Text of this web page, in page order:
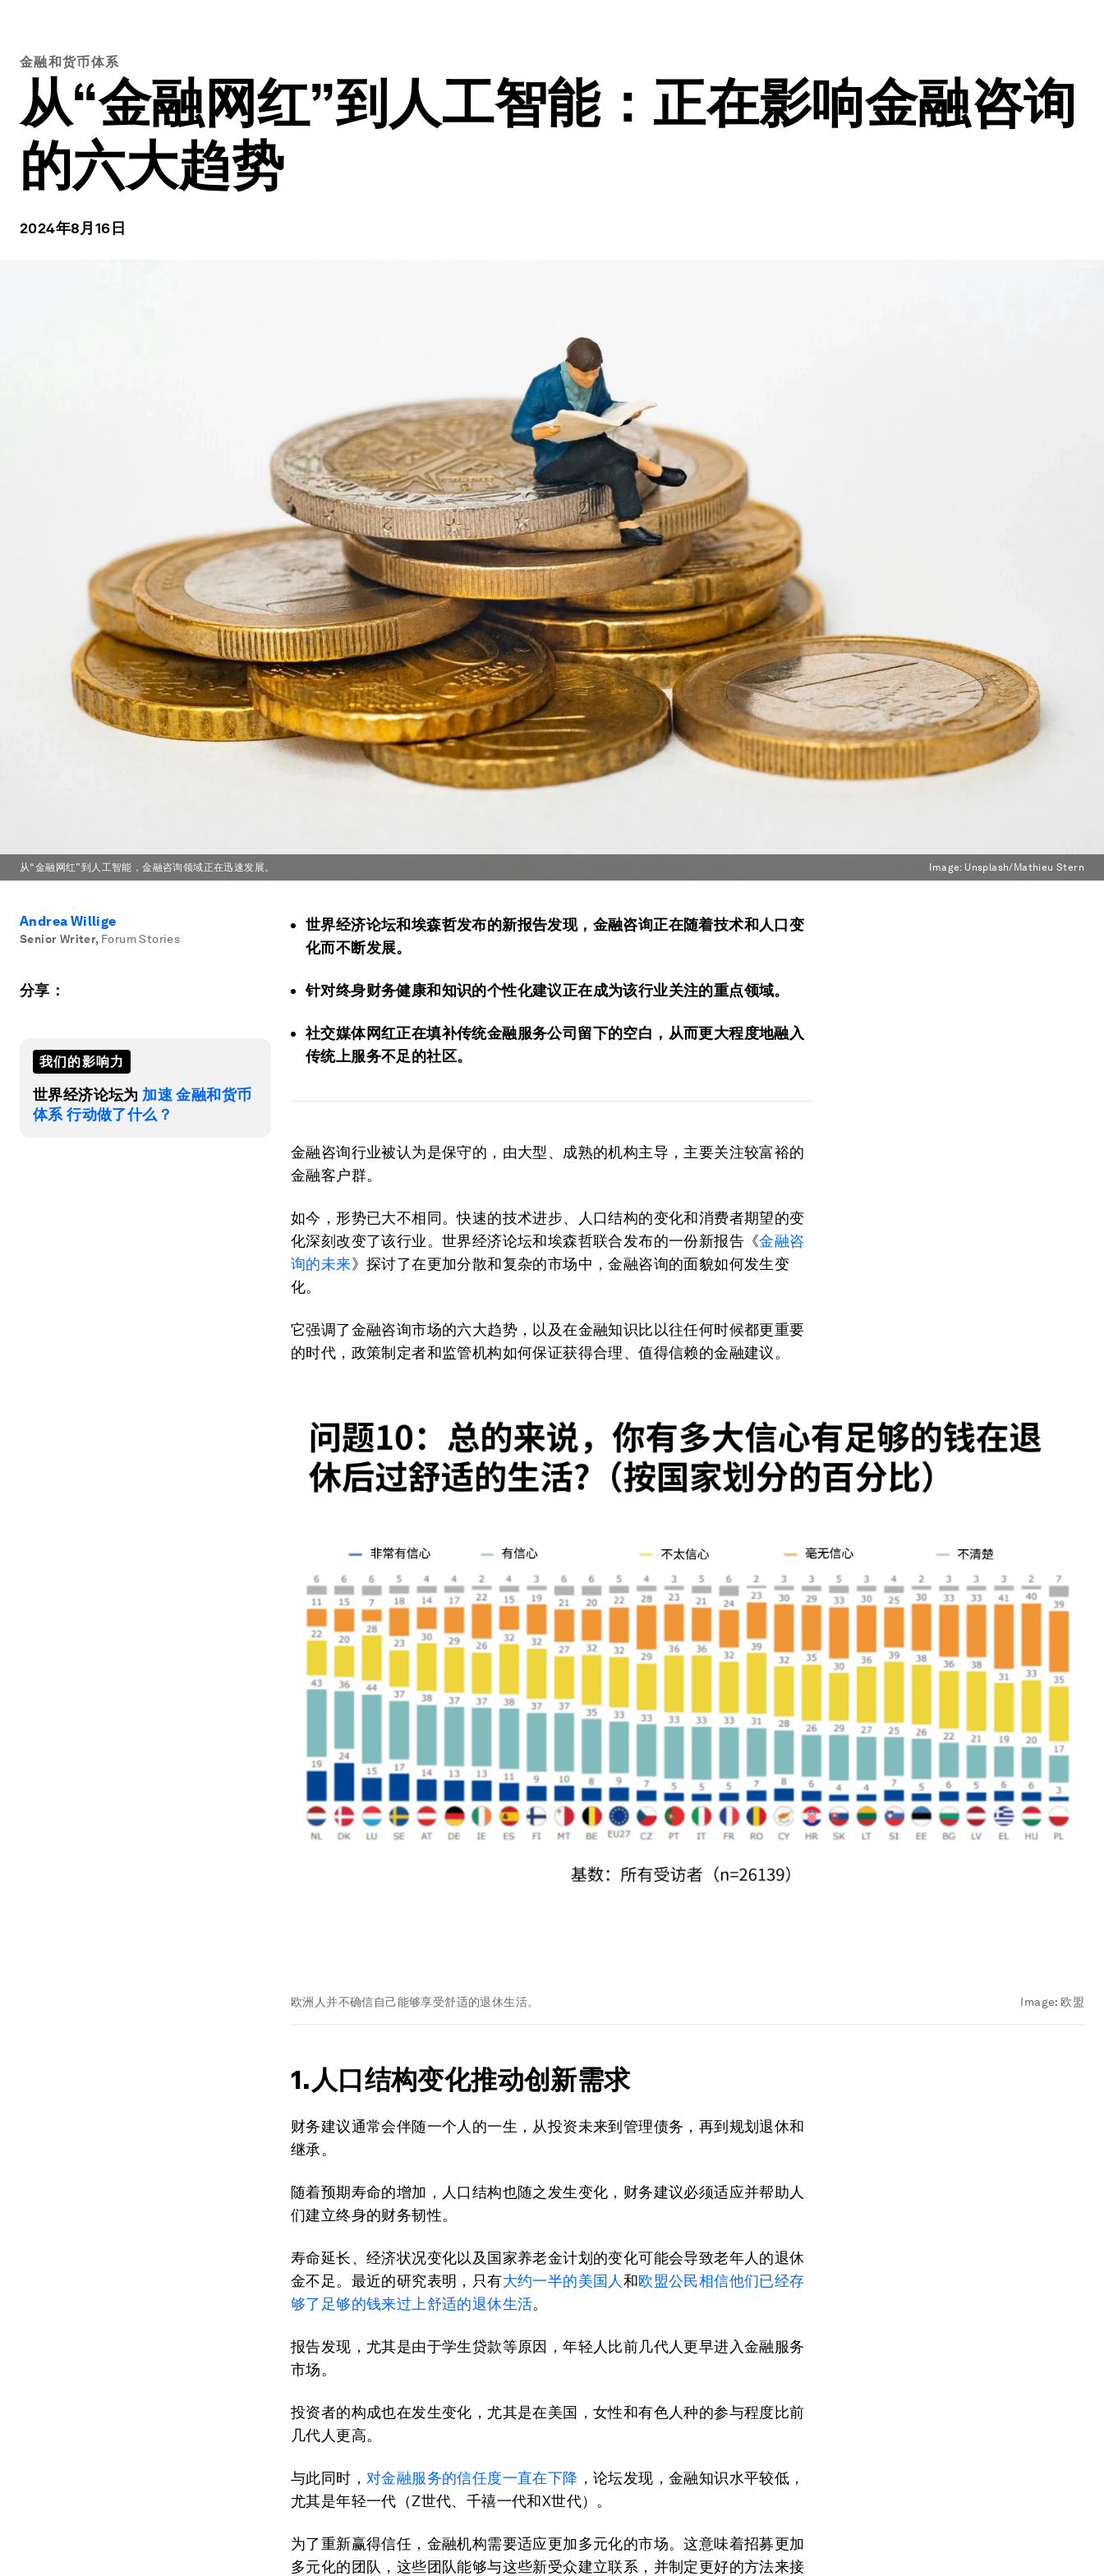
金融和货币体系
从“金融网红”到人工智能：正在影响金融咨询
的六大趋势
2024年8月16日
从“金融网红”到人工智能，金融咨询领域正在迅速发展。 Image: Unsplash/Mathieu Stern
Andrea Willige
Senior Writer, Forum Stories
分享：
我们的影响力
世界经济论坛为 加速 金融和货币
体系 行动做了什么？
世界经济论坛和埃森哲发布的新报告发现，金融咨询正在随着技术和人口变
化而不断发展。
针对终身财务健康和知识的个性化建议正在成为该行业关注的重点领域。
社交媒体网红正在填补传统金融服务公司留下的空白，从而更大程度地融入
传统上服务不足的社区。
金融咨询行业被认为是保守的，由大型、成熟的机构主导，主要关注较富裕的
金融客户群。
如今，形势已大不相同。快速的技术进步、人口结构的变化和消费者期望的变
化深刻改变了该行业。世界经济论坛和埃森哲联合发布的一份新报告《金融咨
询的未来》探讨了在更加分散和复杂的市场中，金融咨询的面貌如何发生变
化。
它强调了金融咨询市场的六大趋势，以及在金融知识比以往任何时候都更重要
的时代，政策制定者和监管机构如何保证获得合理、值得信赖的金融建议。
欧洲人并不确信自己能够享受舒适的退休生活。 Image: 欧盟
1.人口结构变化推动创新需求
财务建议通常会伴随一个人的一生，从投资未来到管理债务，再到规划退休和
继承。
随着预期寿命的增加，人口结构也随之发生变化，财务建议必须适应并帮助人
们建立终身的财务韧性。
寿命延长、经济状况变化以及国家养老金计划的变化可能会导致老年人的退休
金不足。最近的研究表明，只有大约一半的美国人 和欧盟公民相信他们已经存
够了足够的钱来过上舒适的退休生活。
报告发现，尤其是由于学生贷款等原因，年轻人比前几代人更早进入金融服务
市场。
投资者的构成也在发生变化，尤其是在美国，女性和有色人种的参与程度比前
几代人更高。
与此同时， 对金融服务的信任度一直在下降 ，论坛发现，金融知识水平较低，
尤其是年轻一代（Z世代、千禧一代和X世代）。
为了重新赢得信任，金融机构需要适应更加多元化的市场。这意味着招募更加
多元化的团队，这些团队能够与这些新受众建立联系，并制定更好的方法来接